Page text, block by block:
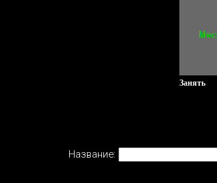
Занять
Название: